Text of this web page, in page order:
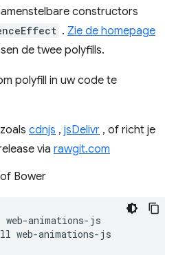
constructors
. Zie de homepage
de twee polyfills.
polyfill in uw code te
cdnjs , jsDelivr , of richt je
via rawgit.com
Bower